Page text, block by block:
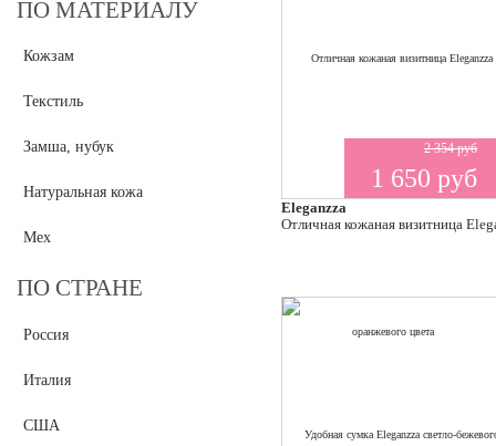
ПО МАТЕРИАЛУ
Кожзам
Текстиль
Замша, нубук
Натуральная кожа
Мех
ПО СТРАНЕ
Россия
Италия
США
2 354 руб
1 650 руб
Eleganzza
Отличная кожаная визитница